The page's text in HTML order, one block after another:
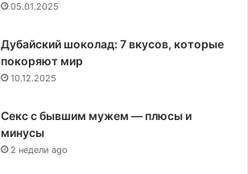
05.01.2025
Дубайский шоколад: 7 вкусов, которые
покоряют мир
10.12.2025
Секс с бывшим мужем — плюсы и
минусы
2 недели ago